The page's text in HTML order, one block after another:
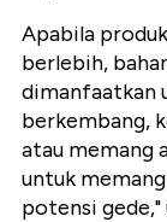
Apabila
berlebih,
dimanfaatkan
berkembang,
atau memang
untuk
potensi